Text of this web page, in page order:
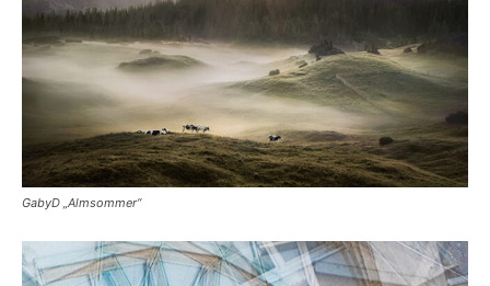
GabyD „Almsommer“